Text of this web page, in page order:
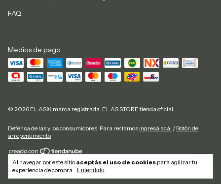
Al navegar por este sitio aceptás el uso de cookies para agilizar tu
experiencia de compra.
Entendido
FAQ
Medios de pago
© 2026 EL AS® marca registrada. EL AS STORE tienda oficial.
Defensa de las y los consumidores. Para reclamos ingresá acá. / Botón de
arrepentimiento
Copyright El As Store - 20292884827 - 2026. Todos los derechos reservados.